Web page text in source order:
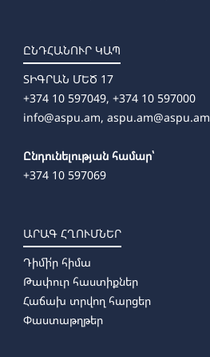
ԸՆԴՀԱՆՈՒՐ ԿԱՊ
ՏԻԳՐԱՆ ՄԵԾ 17
+374 10 597049, +374 10 597000
info@aspu.am, aspu.am@aspu.am
Ընդունելության համար՝
+374 10 597069
ԱՐԱԳ ՀՂՈՒՄՆԵՐ
Դիմի՛ր հիմա
Թափուր հաստիքներ
Հաճախ տրվող հարցեր
Փաստաթղթեր